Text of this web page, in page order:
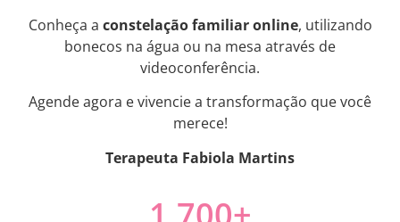
Conheça a constelação familiar online, utilizando
bonecos na água ou na mesa através de
videoconferência.
Agende agora e vivencie a transformação que você
merece!
Terapeuta Fabiola Martins